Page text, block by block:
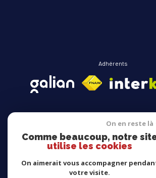
Adhérents
Avis clients
On en reste là
Comme beaucoup, notre
utilise les cookies
On aimerait vous accompagner
votre visite.